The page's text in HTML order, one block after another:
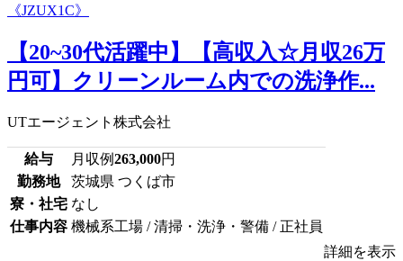
【20~30代活躍中】【高収入☆月収26万
円可】クリーンルーム内での洗浄作...
UTエージェント株式会社
給与 月収例263,000円
勤務地
茨城県 つくば市
寮・社宅 なし
仕事内容 機械系工場 / 清掃・洗浄・警備 / 正社員
詳細を表示